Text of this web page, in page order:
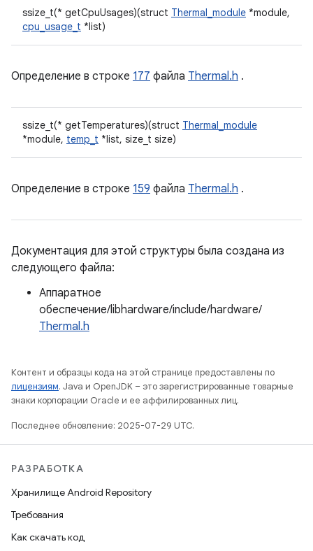
ssize_t(* getCpuUsages)(struct Thermal_module *module,
cpu_usage_t *list)
Определение в строке 177 файла Thermal.h .
ssize_t(* getTemperatures)(struct Thermal_module
*module, temp_t *list, size_t size)
Определение в строке 159 файла Thermal.h .
Документация для этой структуры была создана из
следующего файла:
Аппаратное
обеспечение/libhardware/include/hardware/
Thermal.h
Контент и образцы кода на этой странице предоставлены по
лицензиям. Java и OpenJDK – это зарегистрированные товарные
знаки корпорации Oracle и ее аффилированных лиц.
Последнее обновление: 2025-07-29 UTC.
РАЗРАБОТКА
Хранилище Android Repository
Требования
Как скачать код